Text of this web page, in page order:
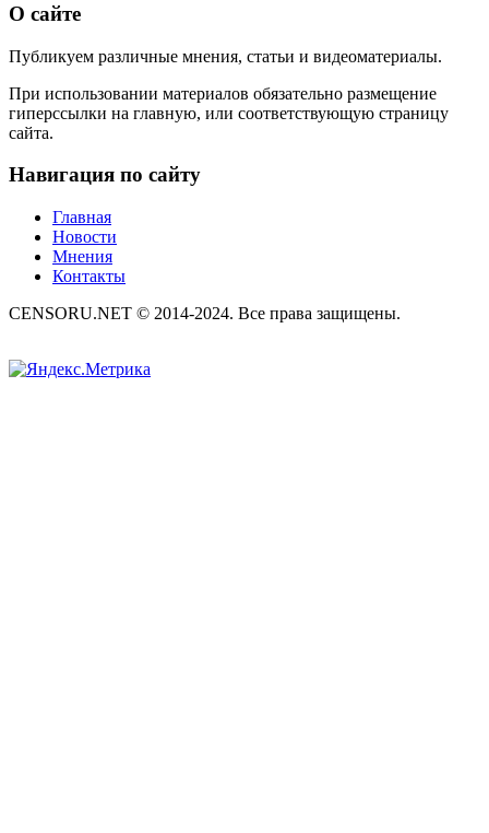
О сайте
Публикуем различные мнения, статьи и видеоматериалы.
При использовании материалов обязательно размещение
гиперссылки на главную, или соответствующую страницу
сайта.
Навигация по сайту
Главная
Новости
Мнения
Контакты
CENSORU.NET © 2014-2024. Все права защищены.